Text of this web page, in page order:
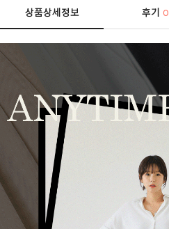
상품상세정보 후기0